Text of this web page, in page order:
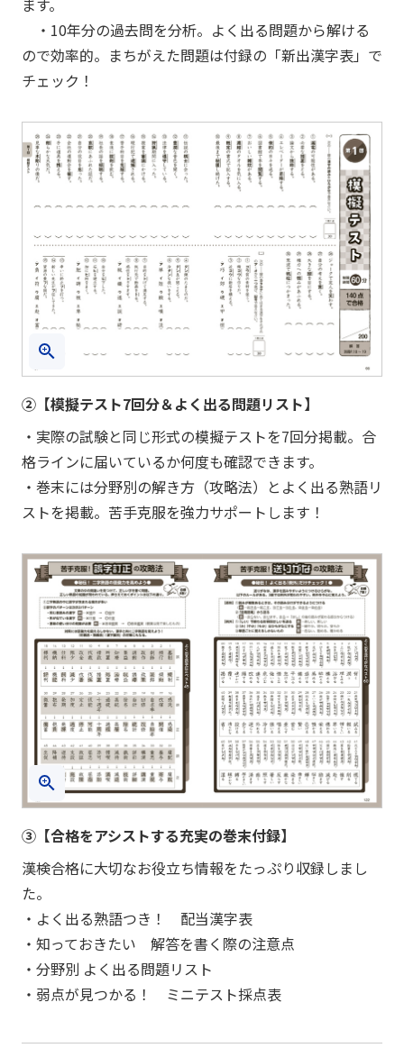
ます。
・10年分の過去問を分析。よく出る問題から解ける
ので効率的。まちがえた問題は付録の「新出漢字表」で
チェック！
②【模擬テスト7回分＆よく出る問題リスト】
・実際の試験と同じ形式の模擬テストを7回分掲載。合
格ラインに届いているか何度も確認できます。
・巻末には分野別の解き方（攻略法）とよく出る熟語リ
ストを掲載。苦手克服を強力サポートします！
③【合格をアシストする充実の巻末付録】
漢検合格に大切なお役立ち情報をたっぷり収録しまし
た。
・よく出る熟語つき！ 配当漢字表
・知っておきたい 解答を書く際の注意点
・分野別 よく出る問題リスト
・弱点が見つかる！ ミニテスト採点表